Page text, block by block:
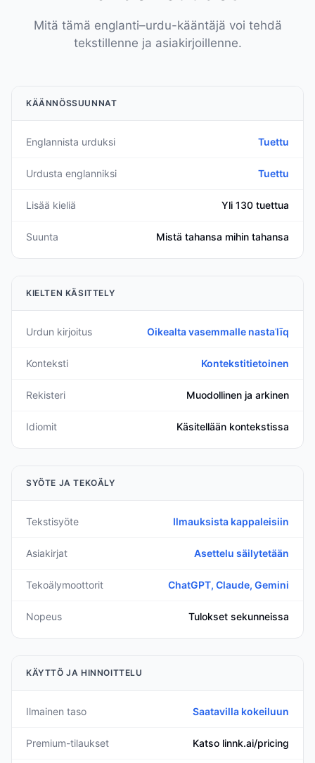
Mitä tämä englanti–urdu-kääntäjä voi tehdä
tekstillenne ja asiakirjoillenne.
KÄÄNNÖSSUUNNAT
Englannista urduksi Tuettu
Urdusta englanniksi Tuettu
Lisää kieliä Yli 130 tuettua
Suunta Mistä tahansa mihin tahansa
KIELTEN KÄSITTELY
Urdun kirjoitus Oikealta vasemmalle nastaʿlīq
Konteksti Kontekstitietoinen
Rekisteri Muodollinen ja arkinen
Idiomit Käsitellään kontekstissa
SYÖTE JA TEKOÄLY
Tekstisyöte Ilmauksista kappaleisiin
Asiakirjat Asettelu säilytetään
Tekoälymoottorit ChatGPT, Claude, Gemini
Nopeus Tulokset sekunneissa
KÄYTTÖ JA HINNOITTELU
Ilmainen taso Saatavilla kokeiluun
Premium-tilaukset Katso linnk.ai/pricing